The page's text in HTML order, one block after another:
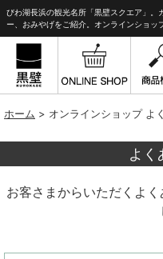
びわ湖長浜の観光名所「黒壁スクエア」。
ー、おみやげをご紹介。オンラインショッ
ホーム > オンラインショップ よ
よく
お客さまからいただくよ